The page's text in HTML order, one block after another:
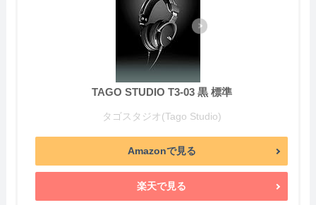
TAGO STUDIO T3-03 黒 標準
タゴスタジオ(Tago Studio)
Amazonで見る
楽天で見る